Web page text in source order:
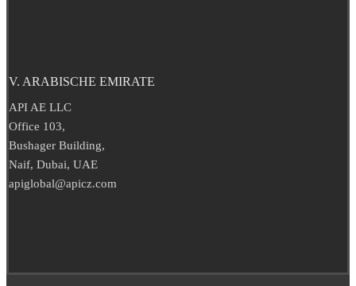
V. ARABISCHE EMIRATE
API AE LLC
Office 103,
Bushager Building,
Naif, Dubai, UAE
apiglobal@apicz.com